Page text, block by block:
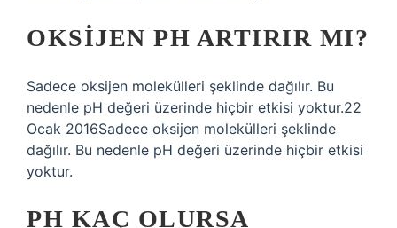
OKSIJEN PH ARTIRIR MI?
Sadece oksijen molekülleri şeklinde dağılır. Bu
nedenle pH değeri üzerinde hiçbir etkisi yoktur.22
Ocak 2016Sadece oksijen molekülleri şeklinde
dağılır. Bu nedenle pH değeri üzerinde hiçbir etkisi
yoktur.
PH KAÇ OLURSA